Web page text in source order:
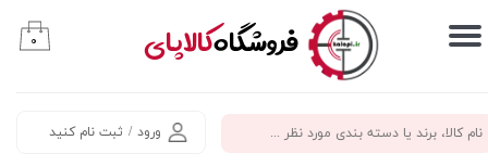
​فروشگاهکالاپای
ورود / ثبت نام کنید
حساب کاربری من
سفارشات
۰